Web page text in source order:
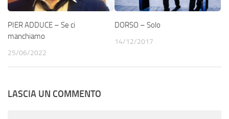
PIER ADDUCE – Se ci
manchiamo
25/06/2022
DORSO – Solo
14/12/2017
LASCIA UN COMMENTO